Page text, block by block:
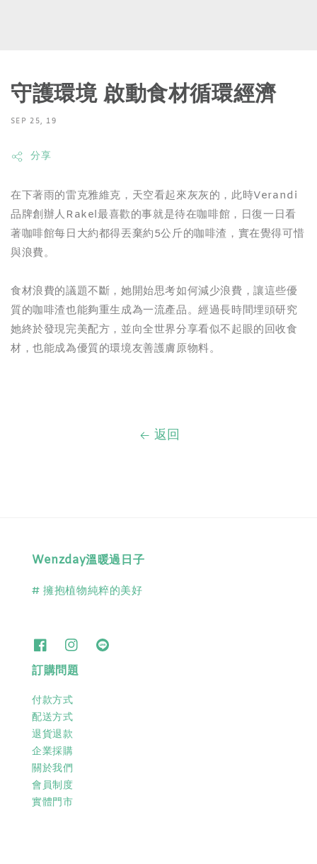
守護環境 啟動食材循環經濟
SEP 25, 19
分享
在下著雨的雷克雅維克，天空看起來灰灰的，此時Verandi
品牌創辦人Rakel最喜歡的事就是待在咖啡館， 日復一日看
著咖啡館每日大約都得丟棄約5公斤的咖啡渣， 實在覺得可惜
與浪費。
食材浪費的議題不斷，她開始思考如何減少浪費，讓這些優
質的咖啡渣也能夠重生成為一流產品。經過長時間埋頭研究
她終於發現完美配方，並向全世界分享看似不起眼的回收食
材，也能成為優質的環境友善護膚原物料。
返回
Wenzday溫暖過日子
# 擁抱植物純粹的美好
訂購問題
付款方式
配送方式
退貨退款
企業採購
關於我們
會員制度
實體門市